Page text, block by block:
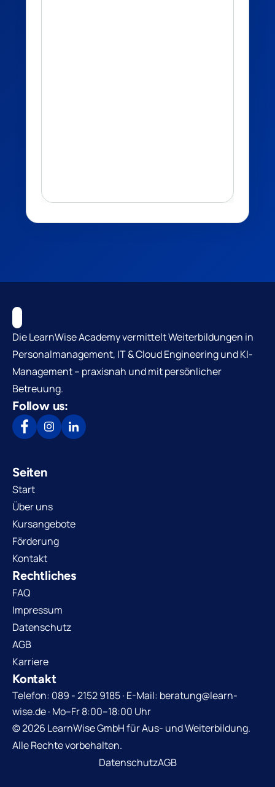
Die LearnWise Academy vermittelt Weiterbildungen in
Personalmanagement, IT & Cloud Engineering und KI-
Management – praxisnah und mit persönlicher
Betreuung.
Follow us:
Seiten
Start
Über uns
Kursangebote
Förderung
Kontakt
Rechtliches
FAQ
Impressum
Datenschutz
AGB
Karriere
Kontakt
Telefon: 089 - 2152 9185 · E-Mail: beratung@learn-
wise.de · Mo–Fr 8:00–18:00 Uhr
© 2026 LearnWise GmbH für Aus- und Weiterbildung.
Alle Rechte vorbehalten.
DatenschutzAGB